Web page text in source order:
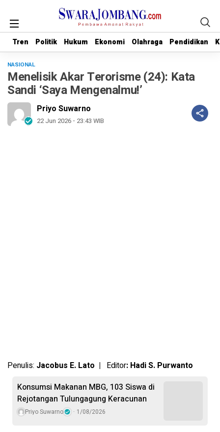
Tren Politik Hukum Ekonomi Olahraga Pendidikan
Tren Politik Hukum Ekonomi Olahraga Pendidikan
NASIONAL
Menelisik Akar Terorisme (24): Kata
Sandi ‘Saya Mengenalmu!’
Priyo Suwarno
22 Jun 2026 - 23:43 WIB
Penulis: Jacobus E. Lato | Editor: Hadi S. Purwanto
Konsumsi Makanan MBG, 103 Siswa di
Rejotangan Tulungagung Keracunan
Priyo Suwarno 1/08/2026